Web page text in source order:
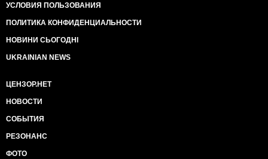
УСЛОВИЯ ПОЛЬЗОВАНИЯ
ПОЛИТИКА КОНФИДЕНЦИАЛЬНОСТИ
НОВИНИ СЬОГОДНІ
UKRAINIAN NEWS
ЦЕНЗОР.НЕТ
НОВОСТИ
СОБЫТИЯ
РЕЗОНАНС
ФОТО